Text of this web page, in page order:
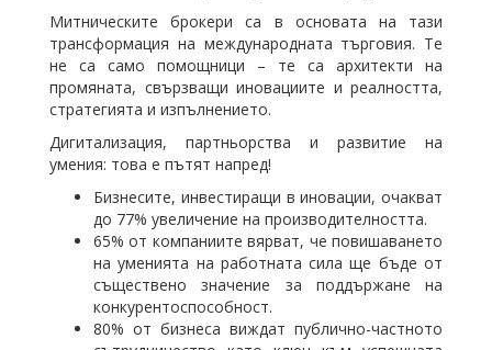
Митническите брокери са в основата на тази
трансформация на международната търговия. Те
не са само помощници – те са архитекти на
промяната, свързващи иновациите и реалността,
стратегията и изпълнението.
Дигитализация, партньорства и развитие на
умения: това е пътят напред!
Бизнесите, инвестиращи в иновации, очакват
до 77% увеличение на производителността.
65% от компаниите вярват, че повишаването
на уменията на работната сила ще бъде от
съществено значение за поддържане на
конкурентоспособност.
80% от бизнеса виждат публично-частното